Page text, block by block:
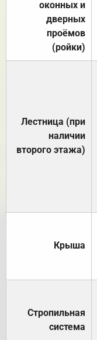
оконных и
дверных
проёмов
(ройки)
Лестница (при
наличии
второго этажа)
Крыша
Стропильная
система